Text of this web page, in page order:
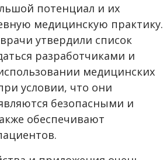
потенциал и их
медицинскую практику.
утвердили список
разработчиками и
медицинских
условии, что они
безопасными и
обеспечивают